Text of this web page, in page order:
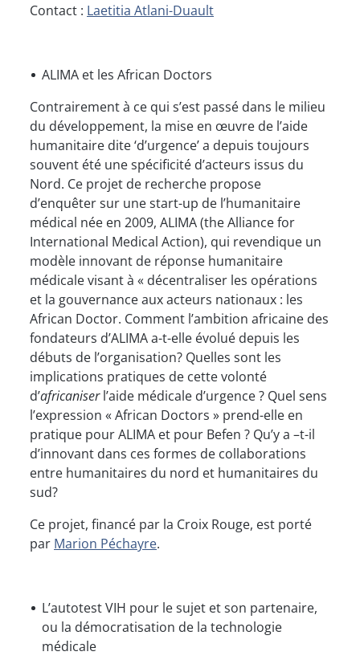
Contact : Laetitia Atlani-Duault
ALIMA et les African Doctors
Contrairement à ce qui s’est passé dans le milieu
du développement, la mise en œuvre de l’aide
humanitaire dite ‘d’urgence’ a depuis toujours
souvent été une spécificité d’acteurs issus du
Nord. Ce projet de recherche propose
d’enquêter sur une start-up de l’humanitaire
médical née en 2009, ALIMA (the Alliance for
International Medical Action), qui revendique un
modèle innovant de réponse humanitaire
médicale visant à « décentraliser les opérations
et la gouvernance aux acteurs nationaux : les
African Doctor. Comment l’ambition africaine des
fondateurs d’ALIMA a-t-elle évolué depuis les
débuts de l’organisation? Quelles sont les
implications pratiques de cette volonté
d’africaniserl’aide médicale d’urgence ? Quel sens
l’expression « African Doctors » prend-elle en
pratique pour ALIMA et pour Befen ? Qu’y a –t-il
d’innovant dans ces formes de collaborations
entre humanitaires du nord et humanitaires du
sud?
Ce projet, financé par la Croix Rouge, est porté
par Marion Péchayre.
L’autotest VIH pour le sujet et son partenaire,
ou la démocratisation de la technologie
médicale